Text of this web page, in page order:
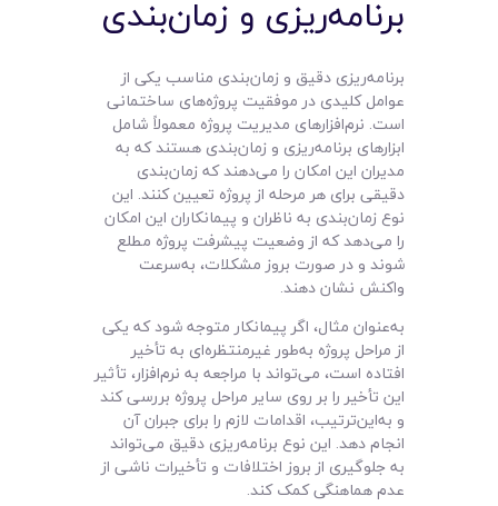
برنامه‌ریزی و زمان‌بندی
برنامه‌ریزی دقیق و زمان‌بندی مناسب یکی از
عوامل کلیدی در موفقیت پروژه‌های ساختمانی
است. نرم‌افزارهای مدیریت پروژه معمولاً شامل
ابزارهای برنامه‌ریزی و زمان‌بندی هستند که به
مدیران این امکان را می‌دهند که زمان‌بندی
دقیقی برای هر مرحله از پروژه تعیین کنند. این
نوع زمان‌بندی به ناظران و پیمانکاران این امکان
را می‌دهد که از وضعیت پیشرفت پروژه مطلع
شوند و در صورت بروز مشکلات، به‌سرعت
واکنش نشان دهند.
به‌عنوان مثال، اگر پیمانکار متوجه شود که یکی
از مراحل پروژه به‌طور غیرمنتظره‌ای به تأخیر
افتاده است، می‌تواند با مراجعه به نرم‌افزار، تأثیر
این تأخیر را بر روی سایر مراحل پروژه بررسی کند
و به‌این‌ترتیب، اقدامات لازم را برای جبران آن
انجام دهد. این نوع برنامه‌ریزی دقیق می‌تواند
به جلوگیری از بروز اختلافات و تأخیرات ناشی از
عدم هماهنگی کمک کند.